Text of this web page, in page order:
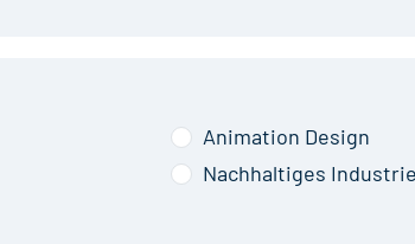
Animation Design
Nachhaltiges